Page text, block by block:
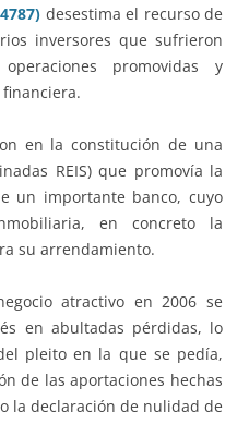
desestima el recurso de
inversores que sufrieron
promovidas y
en la constitución de una
REIS) que promovía la
un importante banco, cuyo
en concreto la
su arrendamiento.
atractivo en 2006 se
en abultadas pérdidas, lo
pleito en la que se pedía,
de las aportaciones hechas
la declaración de nulidad de